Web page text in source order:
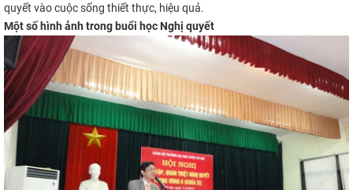
quyết vào cuộc sống thiết thực, hiệu quả.
Một số hình ảnh trong buổi học Nghị quyết